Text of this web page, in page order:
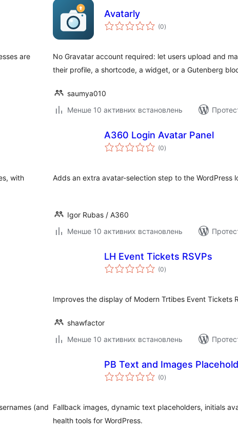
are
Avatarly
(0загальний
рейтинг
)
No Gravatar account required: let users upload and
their profile, a shortcode, a widget, or a Gutenberg
saumya010
Менше 10 активних встановлень
with
A360 Login Avatar Panel
(0загальний
рейтинг
)
Adds an extra avatar-selection step to the WordPress
Igor Rubas / A360
Менше 10 активних встановлень
LH Event Tickets RSVPs
(0загальний
рейтинг
)
Improves the display of Modern Trtibes Event Tickets
shawfactor
Менше 10 активних встановлень
(and
PB Text and Images
(0загальний
рейтинг
)
Fallback images, dynamic text placeholders, initials
health tools for WordPress.